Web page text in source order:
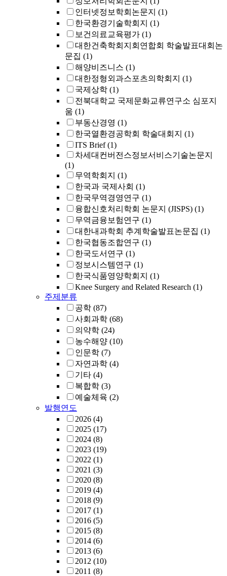
인터넷정보학회논문지 (1)
한국환경기술학회지 (1)
보건의료교육평가 (1)
대한건축학회지회연합회 학술발표대회논
문집 (1)
해양비즈니스 (1)
대한정형외과스포츠의학회지 (1)
국제상학 (1)
전북대학교 국제문화교류연구소 심포지
움 (1)
부동산경영 (1)
한국열환경공학회 학술대회지 (1)
ITS Brief (1)
차세대컨버전스정보서비스기술논문지
(1)
무역학회지 (1)
한국과 국제사회 (1)
한국무역경영연구 (1)
융합신호처리학회 논문지 (JISPS) (1)
무역금융보험연구 (1)
대한내과학회 추계학술발표논문집 (1)
한국협동조합연구 (1)
한국도서연구 (1)
정보시스템연구 (1)
한국식품영양학회지 (1)
Knee Surgery and Related Research (1)
주제분류
공학 (87)
사회과학 (68)
의약학 (24)
농수해양 (10)
인문학 (7)
자연과학 (4)
기타 (4)
복합학 (3)
예술체육 (2)
발행연도
2026 (4)
2025 (17)
2024 (8)
2023 (19)
2022 (1)
2021 (3)
2020 (8)
2019 (4)
2018 (9)
2017 (1)
2016 (5)
2015 (8)
2014 (6)
2013 (6)
2012 (10)
2011 (8)